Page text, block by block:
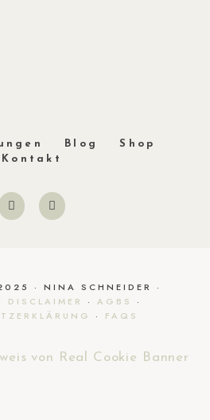
Blog
Shop
Kontakt
· NINA SCHNEIDER ·
· DISCLAIMER · AGBS
·
· FAQS
von Real Cookie Banner